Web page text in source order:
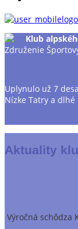
Klub
Združenie
Uplynulo už 7
Nízke Tatry a
Aktuality
Výročná schôdza